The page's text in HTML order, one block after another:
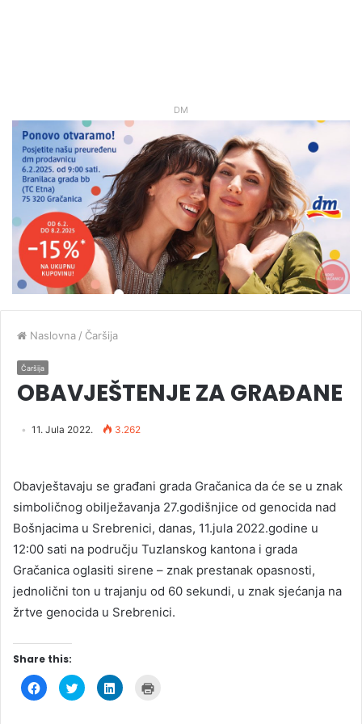
DM
Naslovna / Čaršija
Čaršija
OBAVJEŠTENJE ZA GRAĐANE
11. Jula 2022. 3.262
Obavještavaju se građani grada Gračanica da će se u znak
simboličnog obilježavanja 27.godišnjice od genocida nad
Bošnjacima u Srebrenici, danas, 11.jula 2022.godine u
12:00 sati na području Tuzlanskog kantona i grada
Gračanica oglasiti sirene – znak prestanak opasnosti,
jednolični ton u trajanju od 60 sekundi, u znak sjećanja na
žrtve genocida u Srebrenici.
Share this:
C
l
C
l
C
l